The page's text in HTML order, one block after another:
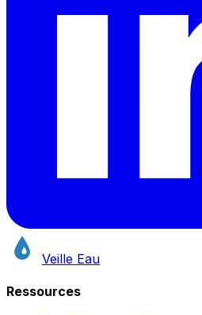
Veille Eau
Ressources